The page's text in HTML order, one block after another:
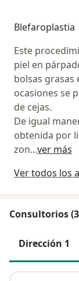
Blefaroplastia
Este
piel en
bolsas grasas
ocasiones se
de cejas.
De igual
obtenida por
zon...ver más
Ver todos los
Consultorios
Dirección 1